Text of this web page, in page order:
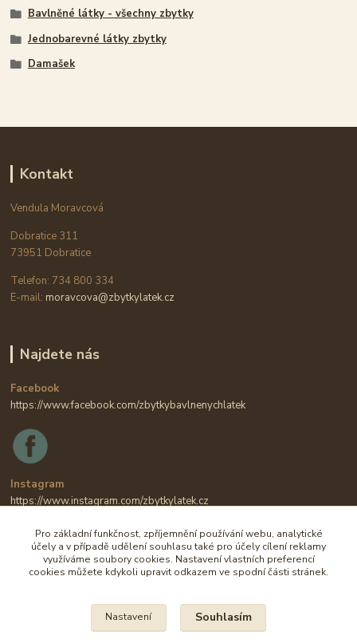
Bavlněné látky - všechny zbytky
Jednobarevné látky zbytky
Damašek
Kontakt
Vendula Moravcová
Dobratice 311
73951 Dobratice
Telefon: 734 800 334
E-mail: moravcova@zbytkylatek.cz
Najdete nás
Facebook
https://www.facebook.com/zbytkybavlnenychlatek
Instagram
https://www.instagram.com/zbytkylatek.cz
Pro základní funkčnost, zpříjemnění používání webu, analytické
účely a v případě udělení souhlasu také pro účely cílení reklamy
využíváme soubory cookies. Nastavení vlastních preferencí
cookies můžete kdykoli upravit odkazem ve spodní části stránek.
Nastavení Souhlasím